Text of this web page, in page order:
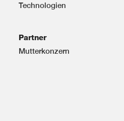
Technologien
Partner
Mutterkonzern